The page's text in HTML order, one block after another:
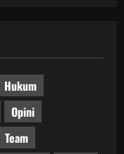
Hukum
Opini
Team